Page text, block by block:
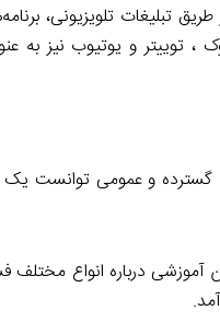
تبلیغات تلویزیونی،
و یوتیوب نیز به
داد. کمپین با تبلیغات گسترده و عمومی
تایپه با همکاری مدارس محلی و منطقه‌ای توانست بیش از ۱۰